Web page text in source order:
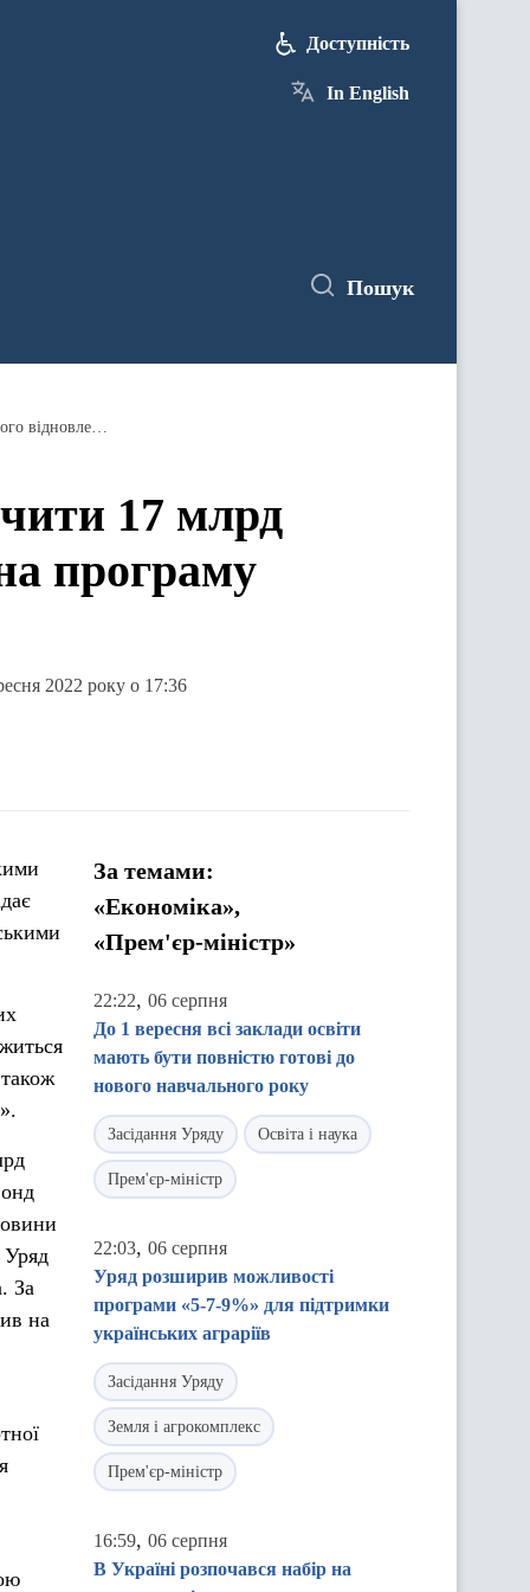
Доступність
In English
Пошук
Денис Шмигаль: Україна планує залучити 17 млрд доларів в цьому та наступному році на програму негайного відновлення
17 млрд
програму
2022 року о 17:36
За
на
За темами:
«Економіка»,
«Прем'єр-міністр»
22:22, 06 серпня
До 1 вересня всі заклади освіти
мають бути повністю готові до
нового навчального року
Засідання Уряду Освіта і наука
Прем'єр-міністр
22:03, 06 серпня
Уряд розширив можливості
програми «5-7-9%» для підтримки
українських аграріїв
Засідання Уряду
Земля і агрокомплекс
Прем'єр-міністр
16:59, 06 серпня
В Україні розпочався набір на